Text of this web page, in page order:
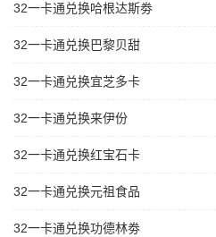
32一卡通兑换哈根达斯劵
32一卡通兑换巴黎贝甜
32一卡通兑换宜芝多卡
32一卡通兑换来伊份
32一卡通兑换红宝石卡
32一卡通兑换元祖食品
32一卡通兑换功德林劵